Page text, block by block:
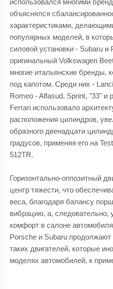
использовался многими
объяснялся
характеристиками,
популярных моделей, в
силовой установки - Subaru и
оригинальный Volkswagen
многие итальянские бренды,
под капотом. Среди них -
Romeo - Alfasud, Sprint, "33" и
Ferrari использовало
расположения цилиндров,
образного двенадцати
градусов, применяя его на
512TR.
Горизонтально-оппозитный
центр тяжести, что
веса, благодаря балансу
вибрацию, а,
комфорт в салоне
Porsche и Subaru
таких двигателей, которые
моделях автомобилей, к